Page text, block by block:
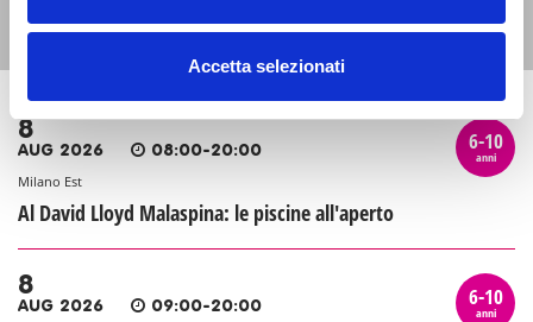
Accetta selezionati
Altri eventi per questa età
8
AUG 2026 08:00-20:00
Milano Est
Al David Lloyd Malaspina: le piscine all'aperto
6-10
anni
8
AUG 2026 09:00-20:00 6-10
anni